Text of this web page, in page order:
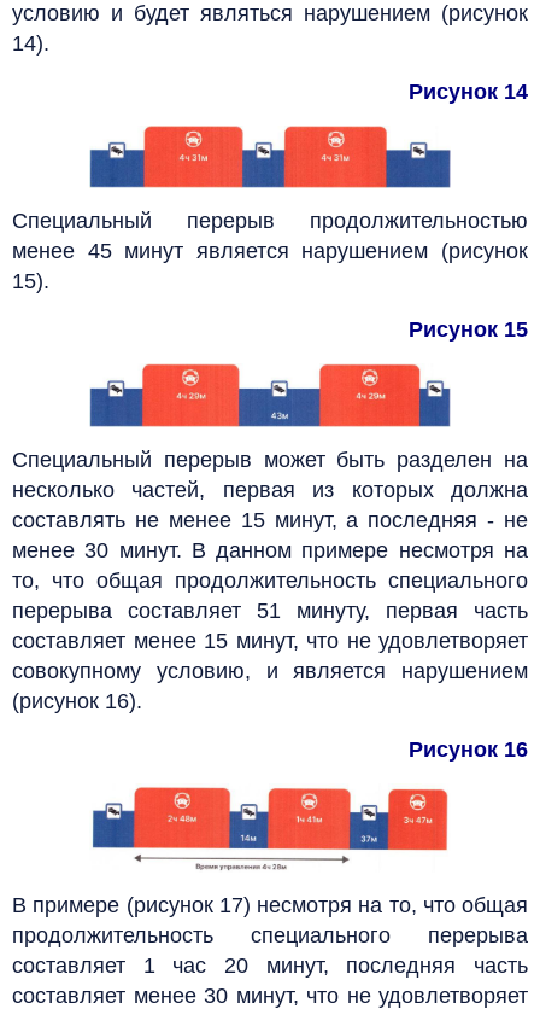
условию и будет являться нарушением (рисунок
14).
Рисунок 14
Специальный перерыв продолжительностью
менее 45 минут является нарушением (рисунок
15).
Рисунок 15
Специальный перерыв может быть разделен на
несколько частей, первая из которых должна
составлять не менее 15 минут, а последняя - не
менее 30 минут. В данном примере несмотря на
то, что общая продолжительность специального
перерыва составляет 51 минуту, первая часть
составляет менее 15 минут, что не удовлетворяет
совокупному условию, и является нарушением
(рисунок 16).
Рисунок 16
В примере (рисунок 17) несмотря на то, что общая
продолжительность специального перерыва
составляет 1 час 20 минут, последняя часть
составляет менее 30 минут, что не удовлетворяет